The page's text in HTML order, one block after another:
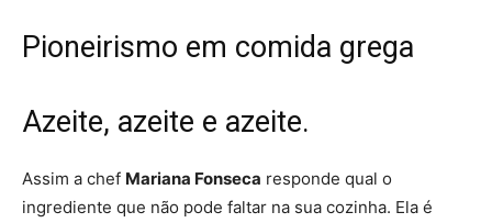
Pioneirismo em comida grega
Azeite, azeite e azeite.
Assim a chef Mariana Fonseca responde qual o
ingrediente que não pode faltar na sua cozinha. Ela é